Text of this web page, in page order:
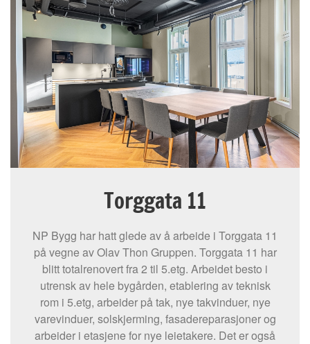
Torggata 11
NP Bygg har hatt glede av å arbeide i Torggata 11
på vegne av Olav Thon Gruppen. Torggata 11 har
blitt totalrenovert fra 2 til 5.etg. Arbeidet besto i
utrensk av hele bygården, etablering av teknisk
rom i 5.etg, arbeider på tak, nye takvinduer, nye
varevinduer, solskjerming, fasadereparasjoner og
arbeider i etasjene for nye leietakere. Det er også